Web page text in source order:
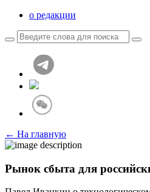
о редакции
← На главную
Рынок сбыта для